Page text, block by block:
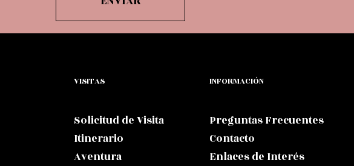
VISITAS
Solicitud de Visita
Itinerario
Aventura
INFORMACIÓN
Preguntas Frecuentes
Contacto
Enlaces de Interés